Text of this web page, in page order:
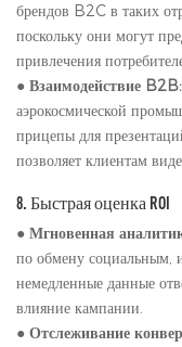
брендов B2C в таких
поскольку они могут
привлечения
● Взаимодействие B2B:
аэрокосмической
прицепы для
позволяет клиентам
8. Быстрая оценка ROI
● Мгновенная
по обмену социальным,
немедленные данные
влияние кампании.
● Отслеживание